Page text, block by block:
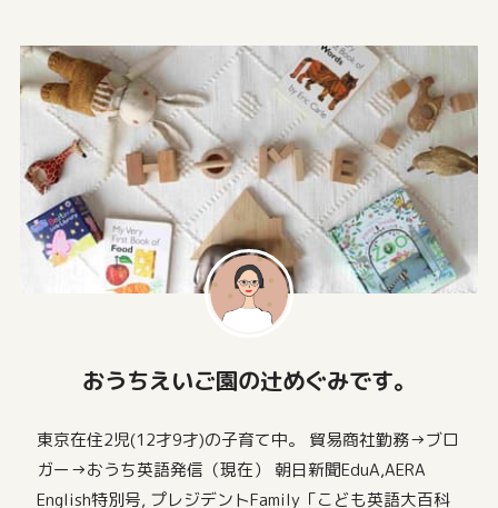
おうちえいご園の辻めぐみです。
東京在住2児(12才9才)の子育て中。 貿易商社勤務→ブロ
ガー→おうち英語発信（現在） 朝日新聞EduA,AERA
English特別号, プレジデントFamily「こども英語大百科